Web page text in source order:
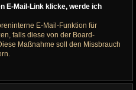
E-Mail-Link klicke, werde ich
E-Mail-Funktion für
falls diese von der Board-
Maßnahme soll den Missbrauch